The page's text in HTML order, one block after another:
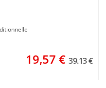
19,57 € 39.13 €